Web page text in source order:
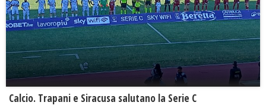
Calcio. Trapani e Siracusa salutano la Serie C